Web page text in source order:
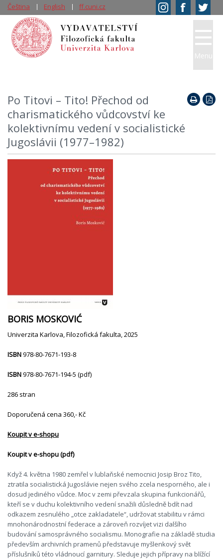
Po Titovi – Tito! Přechod od
charismatického vůdcovství ke
kolektivnímu vedení v socialistické
Jugoslávii (1977–1982)
BORIS MOSKOVIĆ
Univerzita Karlova, Filozofická fakulta, 2025
ISBN978-80-7671-193-8
ISBN978-80-7671-194-5 (pdf)
286 stran
Doporučená cena 360,- Kč
Koupit v e-shopu
Koupit v e-shopu (pdf)
Když 4. května 1980 zemřel v lublaňské nemocnici Josip Broz Tito,
ztratila socialistická Jugoslávie nejen svého zcela nesporného, ale i
dosud jediného vůdce. Moc v zemi převzala skupina funkcionářů,
kteří se v duchu kolektivního vedení snažili důsledně bdít nad
odkazem zesnulého „otce zakladatele“, udržovat stabilitu v rámci
mnohonárodnostní federace a zároveň rozvíjet vizi dalšího
budování samosprávného socialismu. Monografie na základě studia
především archivních pramenů představuje myšlenkový svět
příslušníků této vládnoucí garnitury. Sleduje jejich přípravy na blížící
Menu
Čeština English ff.cuni.cz